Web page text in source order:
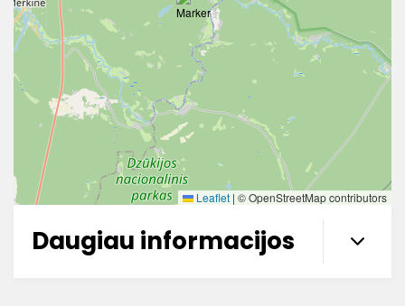
Leaflet | © OpenStreetMap contributors
Daugiau informacijos